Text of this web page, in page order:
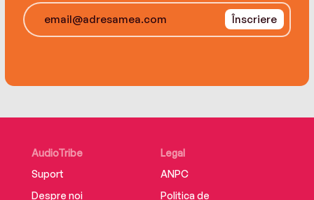
Înscriere
AudioTribe
Suport
Despre noi
Legal
ANPC
Politica de